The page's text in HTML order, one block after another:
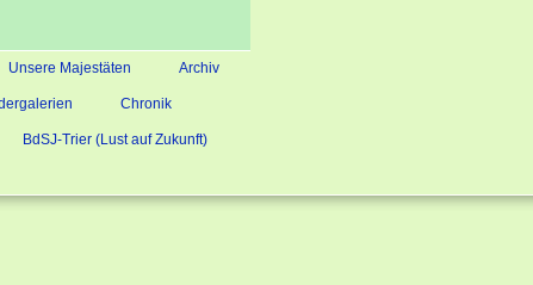
Unsere Majestäten Archiv
Chronik
BdSJ-Trier (Lust auf Zukunft)